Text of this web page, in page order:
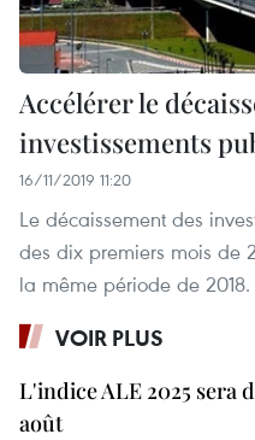
Accélérer le
investissements
16/11/2019 11:20
Le décaissement des
des dix premiers mois de
la même période de 2018.
VOIR PLUS
L'indice ALE 2025 sera
août